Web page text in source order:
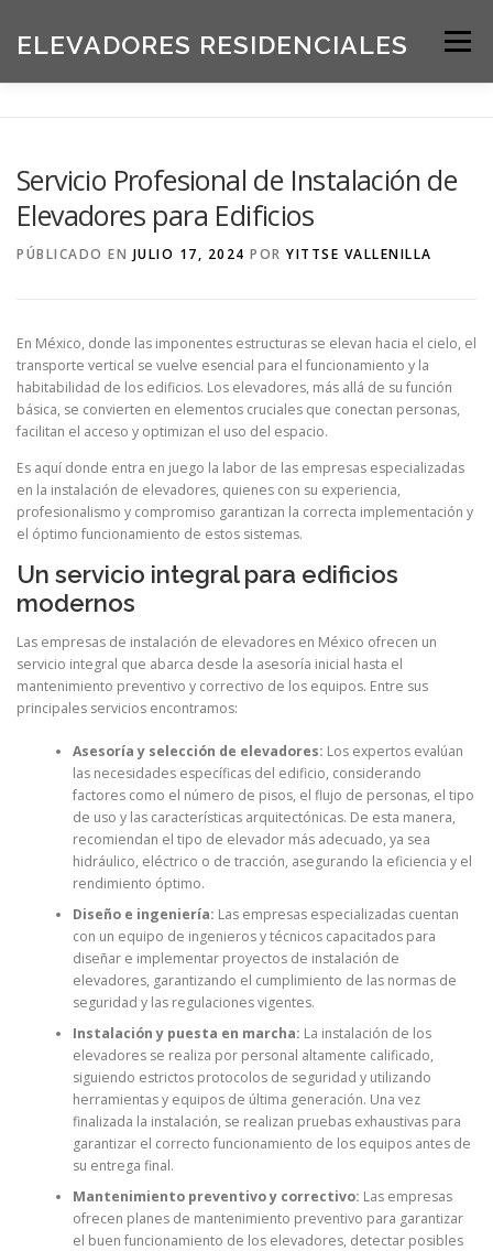
contenido
ELEVADORES RESIDENCIALES Menú
SOLICITE UNA COTIZACIÓN BLOG
Servicio Profesional de Instalación de
Elevadores para Edificios
PÚBLICADO EN JULIO 17, 2024 POR YITTSE VALLENILLA
En México, donde las imponentes estructuras se elevan hacia el cielo, el
transporte vertical se vuelve esencial para el funcionamiento y la
habitabilidad de los edificios. Los elevadores, más allá de su función
básica, se convierten en elementos cruciales que conectan personas,
facilitan el acceso y optimizan el uso del espacio.
Es aquí donde entra en juego la labor de las empresas especializadas
en la instalación de elevadores, quienes con su experiencia,
profesionalismo y compromiso garantizan la correcta implementación y
el óptimo funcionamiento de estos sistemas.
Un servicio integral para edificios
modernos
Las empresas de instalación de elevadores en México ofrecen un
servicio integral que abarca desde la asesoría inicial hasta el
mantenimiento preventivo y correctivo de los equipos. Entre sus
principales servicios encontramos:
Asesoría y selección de elevadores: Los expertos evalúan
las necesidades específicas del edificio, considerando
factores como el número de pisos, el flujo de personas, el tipo
de uso y las características arquitectónicas. De esta manera,
recomiendan el tipo de elevador más adecuado, ya sea
hidráulico, eléctrico o de tracción, asegurando la eficiencia y el
rendimiento óptimo.
Diseño e ingeniería: Las empresas especializadas cuentan
con un equipo de ingenieros y técnicos capacitados para
diseñar e implementar proyectos de instalación de
elevadores, garantizando el cumplimiento de las normas de
seguridad y las regulaciones vigentes.
Instalación y puesta en marcha: La instalación de los
elevadores se realiza por personal altamente calificado,
siguiendo estrictos protocolos de seguridad y utilizando
herramientas y equipos de última generación. Una vez
finalizada la instalación, se realizan pruebas exhaustivas para
garantizar el correcto funcionamiento de los equipos antes de
su entrega final.
Mantenimiento preventivo y correctivo: Las empresas
ofrecen planes de mantenimiento preventivo para garantizar
el buen funcionamiento de los elevadores, detectar posibles